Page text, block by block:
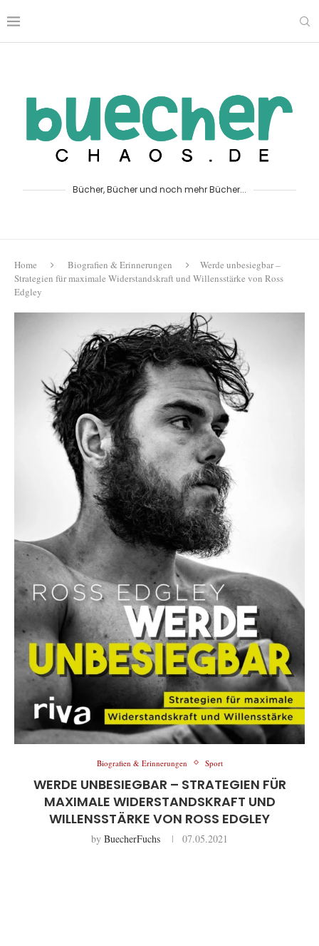
Bücher, Bücher und noch mehr Bücher...
Home Biografien & Erinnerungen
Werde unbesiegbar –
Strategien für maximale Widerstandskraft und Willensstärke von Ross
Edgley
Biografien & Erinnerungen Sport
WERDE UNBESIEGBAR – STRATEGIEN FÜR
MAXIMALE WIDERSTANDSKRAFT UND
WILLENSSTÄRKE VON ROSS EDGLEY
by BuecherFuchs 07.05.2021